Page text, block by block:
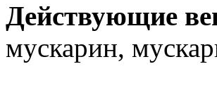
Действующие
мускарин,